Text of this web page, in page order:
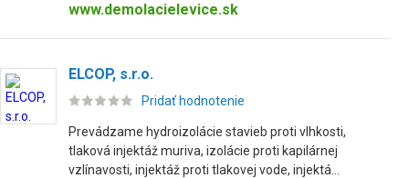
www.demolacielevice.sk
ELCOP, s.r.o.
Pridať hodnotenie
Prevádzame hydroizolácie stavieb proti vlhkosti,
tlaková injektáž muriva, izolácie proti kapilárnej
vzlínavosti, injektáž proti tlakovej vode, injektá...